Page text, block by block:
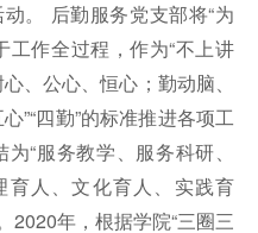
。 后勤服务党支部将“为
工作全过程，作为“不上讲
、公心、恒心；勤动脑、
”“四勤”的标准推进各项工
“服务教学、服务科研、
育人、文化育人、实践育
2020年，根据学院“三圈三